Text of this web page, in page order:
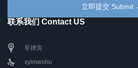
联系我们 Contact US
菲律宾
xylmwohu